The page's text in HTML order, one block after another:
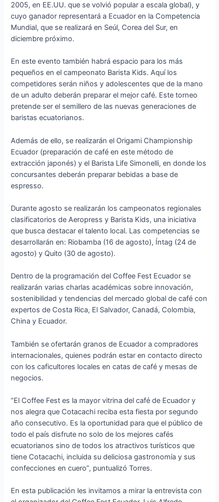
2005, en EE.UU. que se volvió popular a escala global), y
cuyo ganador representará a Ecuador en la Competencia
Mundial, que se realizará en Seúl, Corea del Sur, en
diciembre próximo.
En este evento también habrá espacio para los más
pequeños en el campeonato Barista Kids. Aquí los
competidores serán niños y adolescentes que de la mano
de un adulto deberán preparar el mejor café. Este torneo
pretende ser el semillero de las nuevas generaciones de
baristas ecuatorianos.
Además de ello, se realizarán el Origami Championship
Ecuador (preparación de café en este método de
extracción japonés) y el Barista Life Simonelli, en donde los
concursantes deberán preparar bebidas a base de
espresso.
Durante agosto se realizarán los campeonatos regionales
clasificatorios de Aeropress y Barista Kids, una iniciativa
que busca destacar el talento local. Las competencias se
desarrollarán en: Riobamba (16 de agosto), Íntag (24 de
agosto) y Quito (30 de agosto).
Dentro de la programación del Coffee Fest Ecuador se
realizarán varias charlas académicas sobre innovación,
sostenibilidad y tendencias del mercado global de café con
expertos de Costa Rica, El Salvador, Canadá, Colombia,
China y Ecuador.
También se ofertarán granos de Ecuador a compradores
internacionales, quienes podrán estar en contacto directo
con los caficultores locales en catas de café y mesas de
negocios.
“El Coffee Fest es la mayor vitrina del café de Ecuador y
nos alegra que Cotacachi reciba esta fiesta por segundo
año consecutivo. Es la oportunidad para que el público de
todo el país disfrute no solo de los mejores cafés
ecuatorianos sino de todos los atractivos turísticos que
tiene Cotacachi, incluida su deliciosa gastronomía y sus
confecciones en cuero”, puntualizó Torres.
En esta publicación les invitamos a mirar la entrevista con